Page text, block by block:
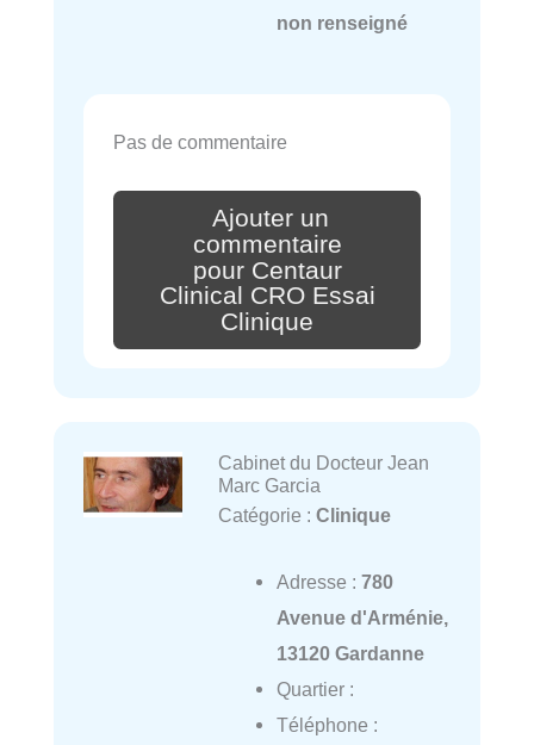
non renseigné
Pas de commentaire
Ajouter un
commentaire
pour Centaur
Clinical CRO Essai
Clinique
Cabinet du Docteur Jean
Marc Garcia
Catégorie : Clinique
Adresse : 780
Avenue d'Arménie,
13120 Gardanne
Quartier :
Téléphone :